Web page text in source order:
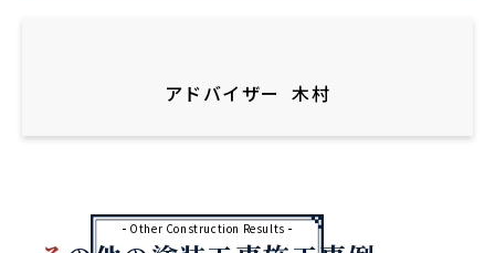
アドバイザー 木村
Other Construction Results